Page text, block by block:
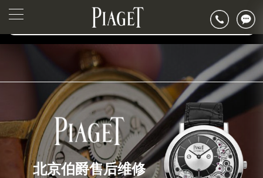
▲
▼
2026年6月伯爵北京市售后服务网络优化升级公告
2026年6月北京市伯爵官方售后客户服务热线：400-882-0752
2026年6月伯爵售后服务中心最新网点地址：
北京市东城区东长安街1号东方广场写字楼W3座6层602室（需提前预约）
北京市朝阳区建国门外大街甲6号华熙国际中心写字楼D座11层1102室（需提前预约）
北京市朝阳区建国门外大街甲6号华熙国际中心D座11层1102室伯爵售后服务中心（需提前预约）
节假日正常营业！
北京伯爵售后维修